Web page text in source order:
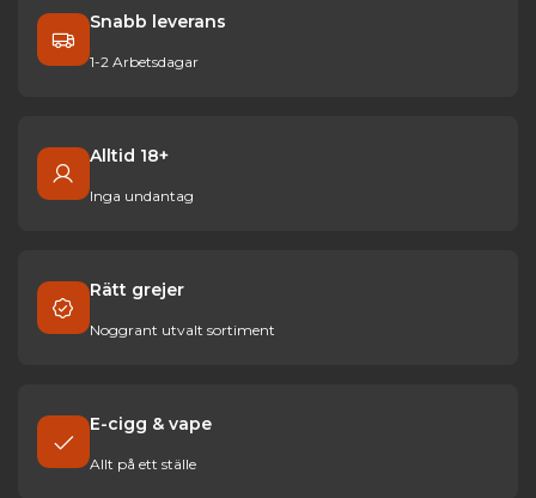
Snabb leverans
1-2 Arbetsdagar
Alltid 18+
Inga undantag
Rätt grejer
Noggrant utvalt sortiment
E-cigg & vape
Allt på ett ställe